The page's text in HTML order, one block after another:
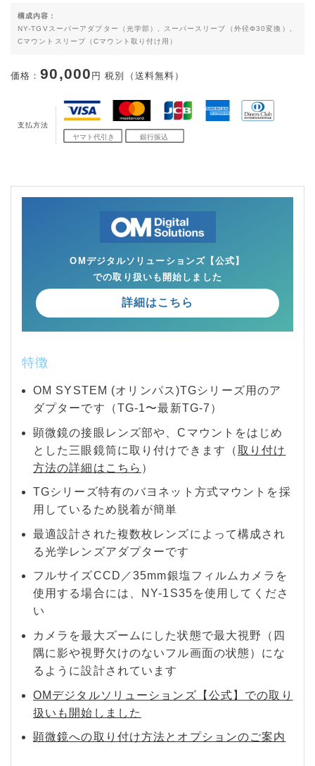
構成内容：
NY-TGVスーパーアダプター（光学部）, スーパースリーブ（外径Φ30変換）,
Cマウントスリーブ（Cマウント取り付け用）
価格：90,000 円 税別（送料無料）
支払方法
OMデジタルソリューションズ【公式】
での取り扱いも開始しました
詳細はこちら
特徴
OM SYSTEM (オリンパス)TGシリーズ用のア
ダプターです（TG-1〜最新TG-7）
顕微鏡の接眼レンズ部や、Cマウントをはじめ
とした三眼鏡筒に取り付けできます（取り付け
方法の詳細はこちら ）
TGシリーズ特有のバヨネット方式マウントを採
用しているため脱着が簡単
最適設計された複数枚レンズによって構成され
る光学レンズアダプターです
フルサイズCCD／35mm銀塩フィルムカメラを
使用する場合には、NY-1S35を使用してくださ
い
カメラを最大ズームにした状態で最大視野（四
隅に影や視野欠けのないフル画面の状態）にな
るように設計されています
OMデジタルソリューションズ【公式】での取り
扱いも開始しました
顕微鏡への取り付け方法とオプションのご案内